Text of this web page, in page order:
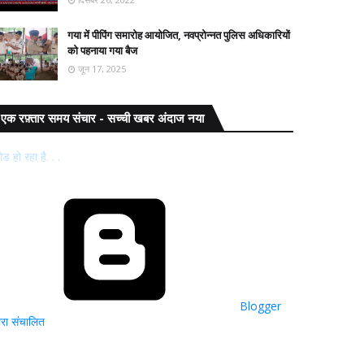
गया में पीपिंग समारोह आयोजित, नवप्रोन्नत पुलिस अधिकारियों
को पहनाया गया बैज
जून 17, 2025
एक रफ़्तार समय संचार - सच्ची खबर अंदाज नया
हो रहा है. . .
Blogger
संचालित